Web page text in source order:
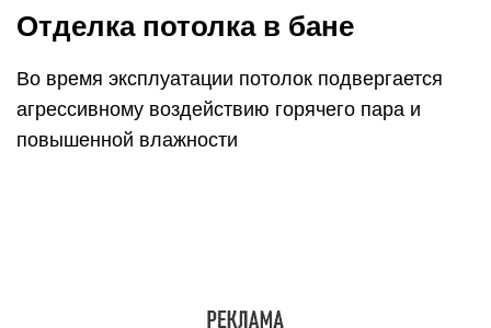
Отделка потолка в бане
Во время эксплуатации потолок подвергается
агрессивному воздействию горячего пара и
повышенной влажности
мембрана. Они одинаково эффективны при